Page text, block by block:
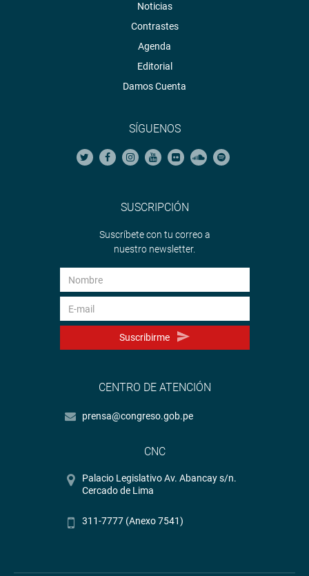
Noticias
Contrastes
Agenda
Editorial
Damos Cuenta
SÍGUENOS
SUSCRIPCIÓN
Suscríbete con tu correo a
nuestro newsletter.
Suscribirme
CENTRO DE ATENCIÓN
prensa@congreso.gob.pe
CNC
Palacio Legislativo Av. Abancay s/n.
Cercado de Lima
311-7777 (Anexo 7541)